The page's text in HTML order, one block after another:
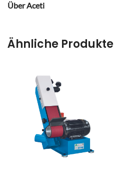
Über Aceti
Ähnliche Produkte